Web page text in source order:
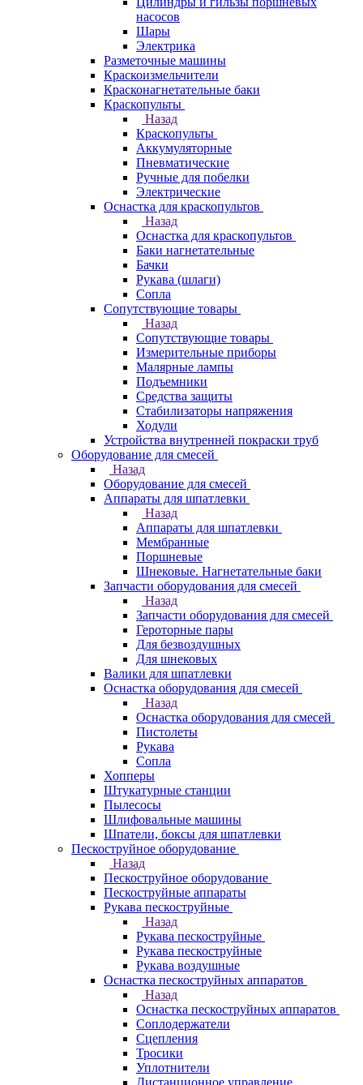
насосов
Шары
Электрика
Разметочные машины
Краскоизмельчители
Красконагнетательные баки
Краскопульты
Назад
Краскопульты
Аккумуляторные
Пневматические
Ручные для побелки
Электрические
Оснастка для краскопультов
Назад
Оснастка для краскопультов
Баки нагнетательные
Бачки
Рукава (шлаги)
Сопла
Сопутствующие товары
Назад
Сопутствующие товары
Измерительные приборы
Малярные лампы
Подъемники
Средства защиты
Стабилизаторы напряжения
Ходули
Устройства внутренней покраски труб
Оборудование для смесей
Назад
Оборудование для смесей
Аппараты для шпатлевки
Назад
Аппараты для шпатлевки
Мембранные
Поршневые
Шнековые. Нагнетательные баки
Запчасти оборудования для смесей
Назад
Запчасти оборудования для смесей
Героторные пары
Для безвоздушных
Для шнековых
Валики для шпатлевки
Оснастка оборудования для смесей
Назад
Оснастка оборудования для смесей
Пистолеты
Рукава
Сопла
Хопперы
Штукатурные станции
Пылесосы
Шлифовальные машины
Шпатели, боксы для шпатлевки
Пескоструйное оборудование
Назад
Пескоструйное оборудование
Пескоструйные аппараты
Рукава пескоструйные
Назад
Рукава пескоструйные
Рукава пескоструйные
Рукава воздушные
Оснастка пескоструйных аппаратов
Назад
Оснастка пескоструйных аппаратов
Соплодержатели
Сцепления
Тросики
Уплотнители
Дистанционное управление